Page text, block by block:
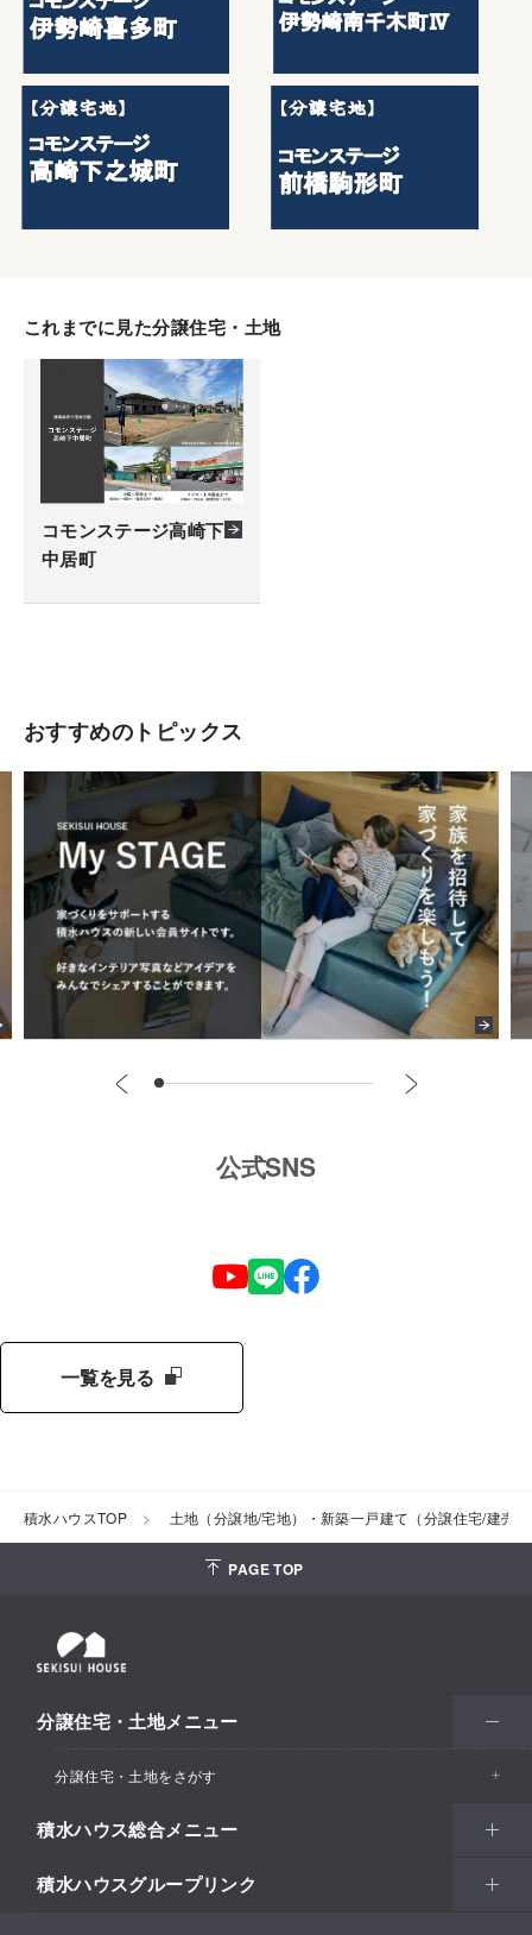
これまでに見た分譲住宅・土地
コモンステージ高崎下
中居町
おすすめのトピックス
公式SNS
一覧を見る
積水ハウスTOP 土地（分譲地/宅地）・新築一戸建て（分譲住宅/建売
PAGE TOP
分譲住宅・土地メニュー
分譲住宅・土地をさがす
エリアからさがす
北海道・東北
市区町村からさがす
積水ハウス総合メニュー
住まい
積水ハウスグループリンク